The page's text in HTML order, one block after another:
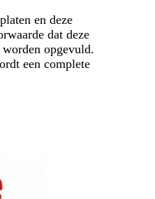
en deze
dat deze
opgevuld.
een complete